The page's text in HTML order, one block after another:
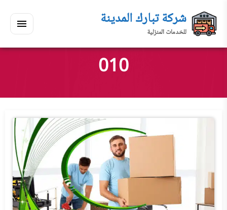
إلى
المحتوى
القائمة
شركة تبارك المدينة
للخدمات المنزلية
ابحث
في
ابحث
010